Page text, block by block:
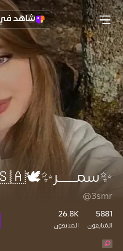
شاهد
✨سمـــــر✨🕊️🇸🇦
@3smr
5881
المُتابعون
26.8K
المتابعون